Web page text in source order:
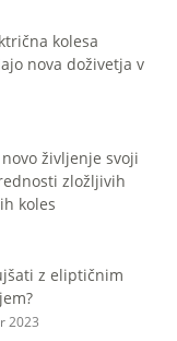
kolesa
nova doživetja v
življenje svoji
zložljivih
koles
z eliptičnim
2023